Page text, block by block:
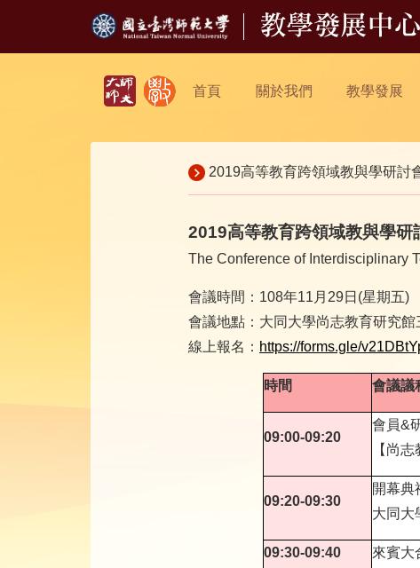
首頁 關於我們 教學發展
2019高等教育跨領域教與學研討
2019高等教育跨領域教與學研
The Conference of Interdisciplinary
會議時間：108年11月29日(星期五)
會議地點：大同大學尚志教育研究
線上報名： https://forms.gle/
時間 會議議
09:00-09:20
會員&
【尚
09:20-09:30
開幕典
大同大
09:30-09:40 來賓大